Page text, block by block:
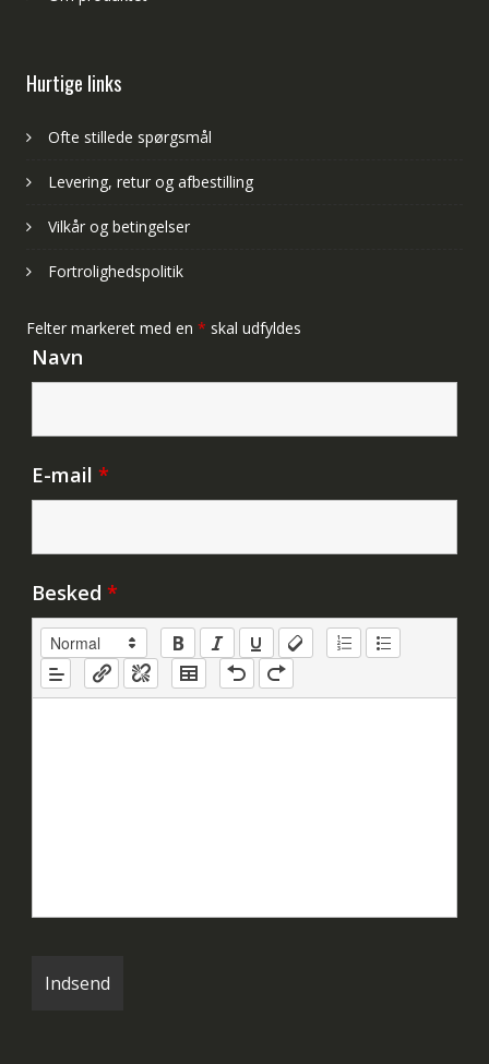
Hurtige links
Ofte stillede spørgsmål
Levering, retur og afbestilling
Vilkår og betingelser
Fortrolighedspolitik
Felter markeret med en * skal udfyldes
Navn
E-mail *
Besked *